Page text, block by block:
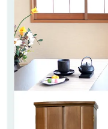
ワイドな設計
お